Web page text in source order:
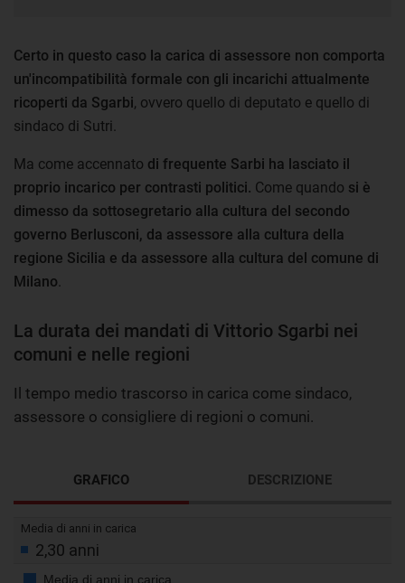
Certo in questo caso la carica di assessore non comporta
un'incompatibilità formale con gli incarichi attualmente
ricoperti da Sgarbi, ovvero quello di deputato e quello di
sindaco di Sutri.
Ma come accennato di frequente Sarbi ha lasciato il
proprio incarico per contrasti politici. Come quando si è
dimesso da sottosegretario alla cultura del secondo
governo Berlusconi, da assessore alla cultura della
regione Sicilia e da assessore alla cultura del comune di
Milano.
La durata dei mandati di Vittorio Sgarbi nei
comuni e nelle regioni
Il tempo medio trascorso in carica come sindaco,
assessore o consigliere di regioni o comuni.
GRAFICO DESCRIZIONE